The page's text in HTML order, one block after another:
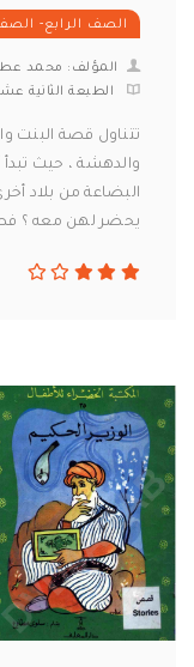
الصف الرابع-
المؤلف: محمد
الطبعة الثانية
تتناول قصة البنت
والدهشة ، حيث تبدأ
البضاعة من بلاد
يحضر لهن معه ؟